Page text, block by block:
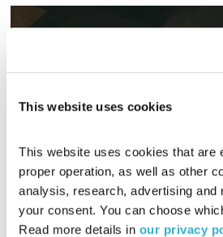
This website uses cookies
This website uses cookies that are
proper operation, as well as other
analysis, research, advertising and
your consent. You can choose
Read more details in our privacy
עיני